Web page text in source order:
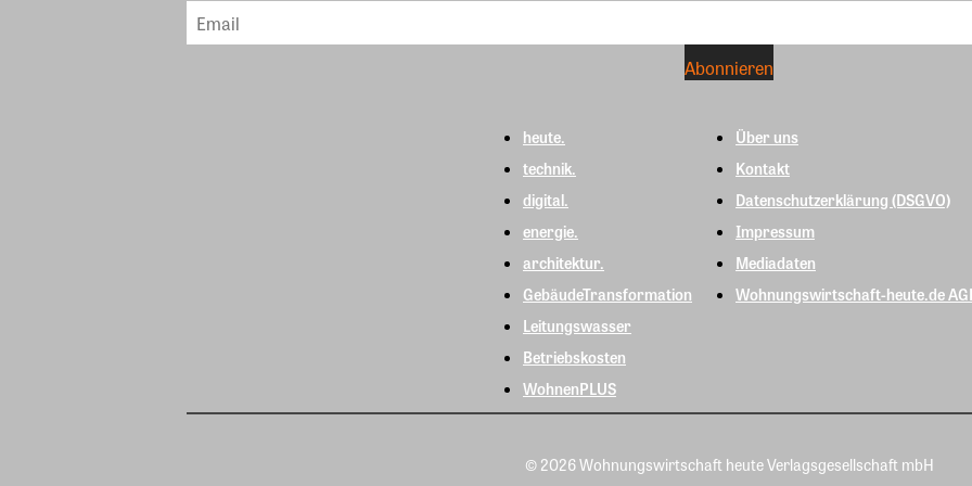
heute.
technik.
digital.
energie.
architektur.
GebäudeTransformation
Leitungswasser
Betriebskosten
WohnenPLUS
Über uns
Kontakt
Datenschutzerklärung (DSGVO)
Impressum
Mediadaten
Wohnungswirtschaft-heute.de
© 2026 Wohnungswirtschaft heute Verlagsgesellschaft mbH